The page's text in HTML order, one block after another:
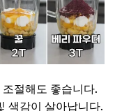
절해도 좋습니다.
색감이 살아납니다.